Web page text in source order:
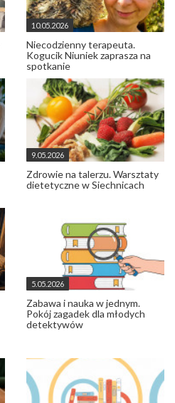
10.05.2026
Niecodzienny terapeuta.
Kogucik Niuniek zaprasza na
spotkanie
9.05.2026
Zdrowie na talerzu. Warsztaty
dietetyczne w Siechnicach
5.05.2026
Zabawa i nauka w jednym.
Pokój zagadek dla młodych
detektywów